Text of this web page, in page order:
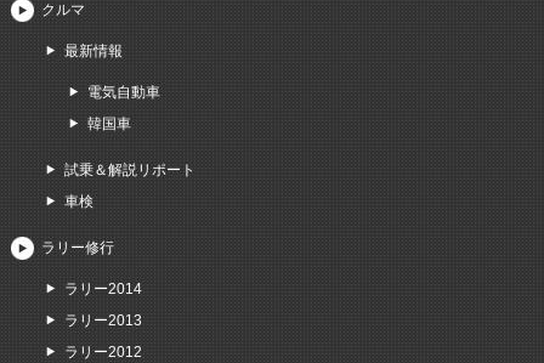
クルマ
最新情報
電気自動車
韓国車
試乗＆解説リポート
車検
ラリー修行
ラリー2014
ラリー2013
ラリー2012